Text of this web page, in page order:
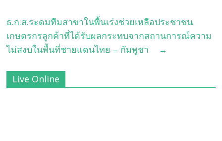
ธ.ก.ส.ระดมทีมสาขาในพื้นเร่งช่วยเหลือประชาชน
เกษตรกรลูกค้าที่ได้รับผลกระทบจากสถานการณ์ความ
ไม่สงบในพื้นที่ชายแดนไทย – กัมพูชา
→
Live Online